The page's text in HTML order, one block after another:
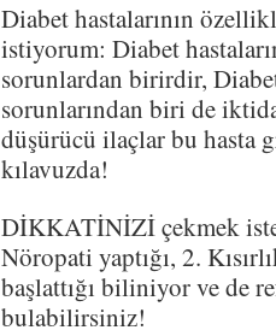
Diabet hastalarının
istiyorum: Diabet
sorunlardan birirdir,
sorunlarından biri de
düşürücü ilaçlar bu hasta
kılavuzda!
DİKKATİNİZİ çekmek
Nöropati yaptığı, 2.
başlattığı biliniyor ve de
bulabilirsiniz!